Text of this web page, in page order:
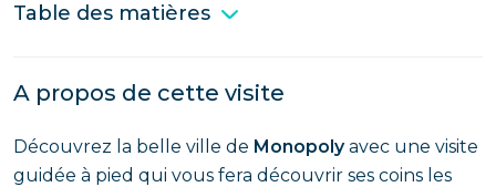
Table des matières
A propos de cette visite
Découvrez la belle ville de Monopolyavec une visite
guidée à pied qui vous fera découvrir ses coins les